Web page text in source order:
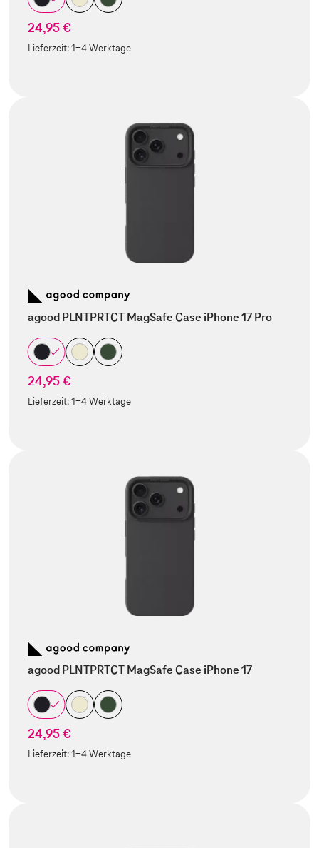
24,95 €
Lieferzeit:1-4 Werktage
agood PLNTPRTCT MagSafe Case iPhone 17 Pro
24,95 €
Lieferzeit:1-4 Werktage
agood PLNTPRTCT MagSafe Case iPhone 17
24,95 €
Lieferzeit:1-4 Werktage